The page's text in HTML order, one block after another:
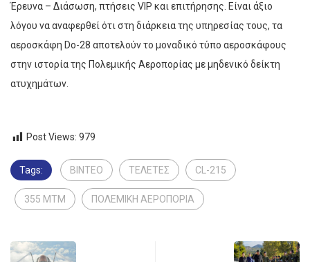
Έρευνα – Διάσωση, πτήσεις VIP και επιτήρησης. Είναι άξιο
λόγου να αναφερθεί ότι στη διάρκεια της υπηρεσίας τους, τα
αεροσκάφη Do-28 αποτελούν το μοναδικό τύπο αεροσκάφους
στην ιστορία της Πολεμικής Αεροπορίας με μηδενικό δείκτη
ατυχημάτων.
Post Views: 979
Tags: ΒΙΝΤΕΟ ΤΕΛΕΤΕΣ CL-215
355 ΜΤΜ ΠΟΛΕΜΙΚΗ ΑΕΡΟΠΟΡΙΑ